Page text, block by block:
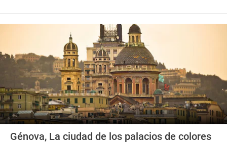
Génova, La ciudad de los palacios de colores